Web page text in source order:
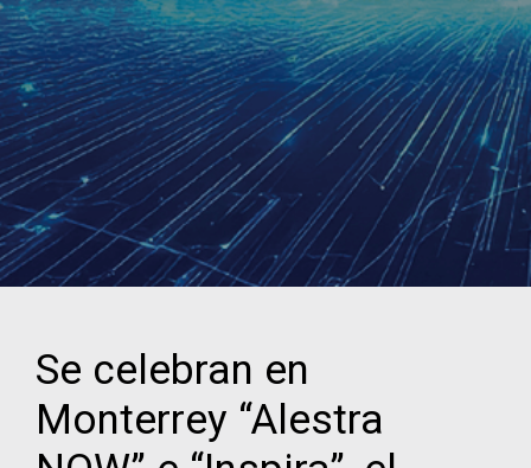
Se celebran en
Monterrey “Alestra